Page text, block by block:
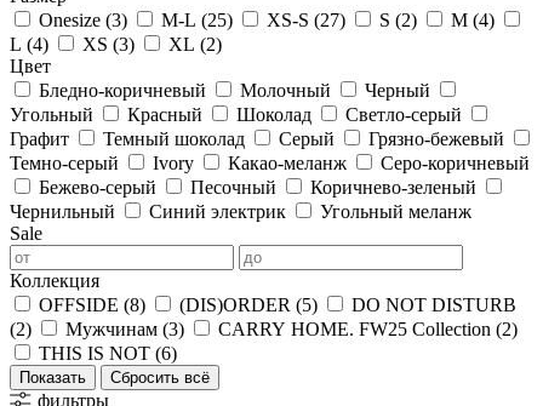
Onesize (3) M-L (25) XS-S (27) S (2) M (4)
L (4) XS (3) XL (2)
Цвет
Бледно-коричневый
Молочный
Черный
Угольный
Красный Шоколад
Светло-серый
Графит
Темный шоколад Серый
Грязно-бежевый
Темно-серый
Ivory Какао-меланж
Серо-коричневый
Бежево-серый
Песочный
Коричнево-зеленый
Чернильный
Синий электрик
Угольный меланж
Sale
Коллекция
OFFSIDE (8) (DIS)ORDER (5)
DO NOT DISTURB
(2)
Мужчинам (3) CARRY HOME. FW25 Collection (2)
THIS IS NOT (6)
Показать
фильтры